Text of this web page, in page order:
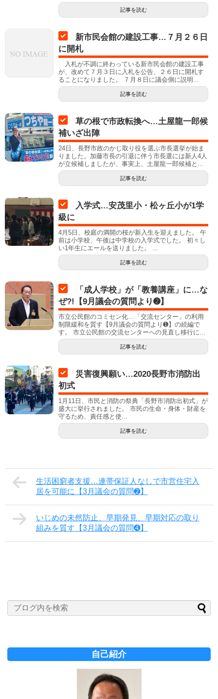
記事を読む
新市民会館の建設工事…７月２６日
に開札
入札が不調に終わっている新市民会館の建設工事
が、改めて７月３日に入札を公告、２６日に開札す
ることになりました。 ７月８日に議会側に説明...
記事を読む
草の根で市政転換へ…土屋龍一郎候
補いざ出陣
24日、長野市政のかじ取り役を選ぶ市長選挙が始ま
りました。加藤市長の引退に伴う市長選には新人4人
が立候補しましたが、事実上、土屋龍一郎候補と...
記事を読む
入学式…安茂里小・松ヶ丘小が1学
級に
4月5日、校庭の満開の桜が新入生を迎えました。 午
前は小学校、午後は中学校の入学式でした。 初々し
い1年生にエールを送りました。 ...
記事を読む
「成人学校」が「教養講座」に…な
ぜ?!【9月議会の質問より➋】
市立公民館のコミセン化…「交流センター」の利用
制限緩和を質す【9月議会の質問より➊】の続編で
す。 市立公民館の交流センターへの見直し移行に...
記事を読む
災害復興願い…2020長野市消防出
初式
1月11日、市民と消防の祭典「長野市消防出初式」が
盛大に挙行されました。 市民の生命・身体・財産を
守るため、責任感と使...
記事を読む
生活困窮者支援…連帯保証人なしで市営住宅入
居を可能に【3月議会の質問➋】
いじめの未然防止、早期発見、早期対応の取り
組みを質す【3月議会の質問➍】
自己紹介